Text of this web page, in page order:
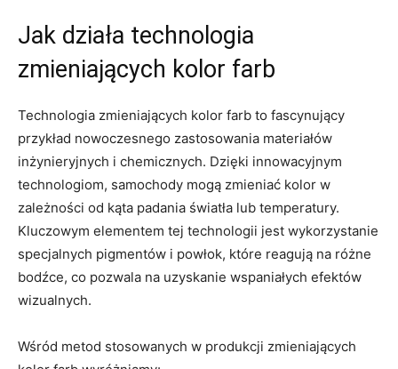
Jak działa technologia
zmieniających kolor farb
Technologia zmieniających kolor farb to fascynujący
przykład nowoczesnego zastosowania materiałów
inżynieryjnych i chemicznych. Dzięki innowacyjnym
technologiom, samochody mogą zmieniać kolor w
zależności od kąta padania światła lub temperatury.
Kluczowym elementem tej technologii jest wykorzystanie
specjalnych pigmentów i powłok, które reagują na różne
bodźce, co pozwala na uzyskanie wspaniałych efektów
wizualnych.
Wśród metod stosowanych w produkcji zmieniających